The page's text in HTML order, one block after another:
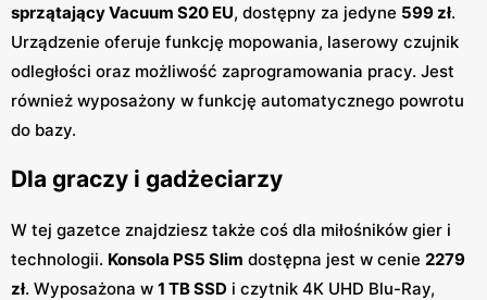
sprzątający Vacuum S20 EU, dostępny za jedyne 599 zł.
Urządzenie oferuje funkcję mopowania, laserowy czujnik
odległości oraz możliwość zaprogramowania pracy. Jest
również wyposażony w funkcję automatycznego powrotu
do bazy.
Dla graczy i gadżeciarzy
W tej gazetce znajdziesz także coś dla miłośników gier i
technologii. Konsola PS5 Slim dostępna jest w cenie 2279
zł. Wyposażona w 1 TB SSD i czytnik 4K UHD Blu-Ray,